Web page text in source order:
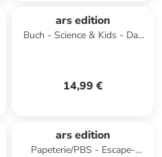
ars edition
Buch - Science & Kids - Das
14,99 €
ars edition
Papeterie/PBS - Escape-